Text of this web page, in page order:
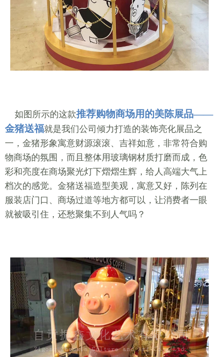
如图所示的这款推荐购物商场用的美陈展品——
金猪送福就是我们公司倾力打造的装饰亮化展品之
一，金猪形象寓意财源滚滚、吉祥如意，非常符合购
物商场的氛围，而且整体用玻璃钢材质打磨而成，色
彩和亮度在商场聚光灯下熠熠生辉，给人高端大气上
档次的感觉。金猪送福造型美观，寓意又好，陈列在
服装店门口、商场过道等地方都可以，让消费者一眼
就被吸引住，还愁聚集不到人气吗？